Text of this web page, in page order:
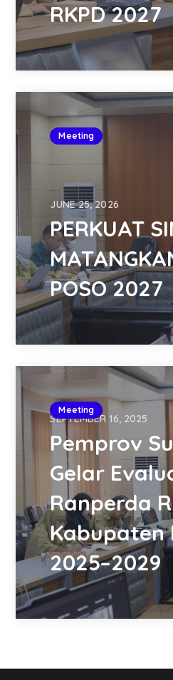
RKPD 2027
Meeting
JUNE 25, 2026
PERKUAT
POSO 2027
Meeting
SEPTEMBER 16, 2025
Pemprov
Gelar
Ranperda
Kabupaten
2025–2029